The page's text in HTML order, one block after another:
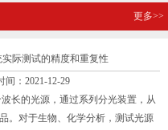
更多>>
际测试的精度和重复性
间：2021-12-29
的光源，通过系列分光装置，从
。对于生物、化学分析，测试光源